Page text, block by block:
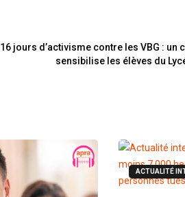
16 jours d’activisme contre les VBG : un
sensibilise les élèves du
ACTUALITÉ